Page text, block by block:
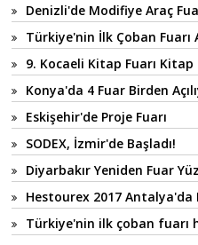
Denizli'de Modifiye Araç
Türkiye'nin İlk Çoban Fuarı
9. Kocaeli Kitap Fuarı Kitap
Konya'da 4 Fuar Birden
Eskişehir'de Proje Fuarı
SODEX, İzmir'de Başladı!
Diyarbakır Yeniden Fuar
Hestourex 2017 Antalya'da
Türkiye'nin ilk çoban fuarı